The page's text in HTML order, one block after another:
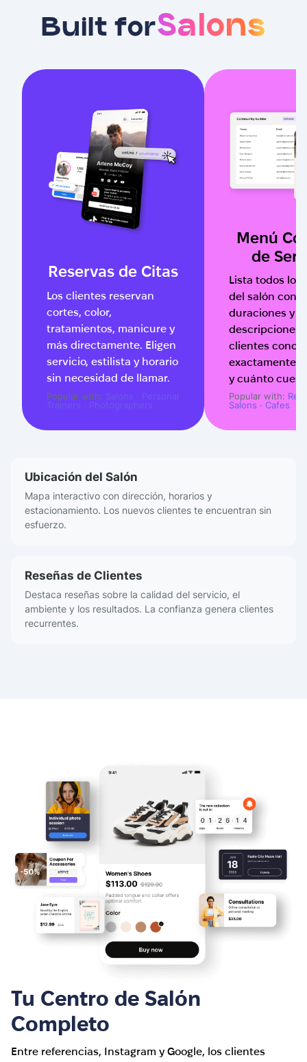
Built forSalons
Reservas de Citas
Los clientes reservan
cortes, color,
tratamientos, manicure y
más directamente. Eligen
servicio, estilista y horario
sin necesidad de llamar.
Popular with: Salons · Personal
Trainers · Photographers
Menú
de
Lista todos los
del salón con
duraciones y
descripciones.
clientes
exactamente
y cuánto
Popular with:
Salons ·Cafes
Ubicación del Salón
Mapa interactivo con dirección, horarios y
estacionamiento. Los nuevos clientes te encuentran sin
esfuerzo.
Reseñas de Clientes
Destaca reseñas sobre la calidad del servicio, el
ambiente y los resultados. La confianza genera clientes
recurrentes.
Tu Centro de Salón
Completo
Entre referencias, Instagram y Google, los clientes